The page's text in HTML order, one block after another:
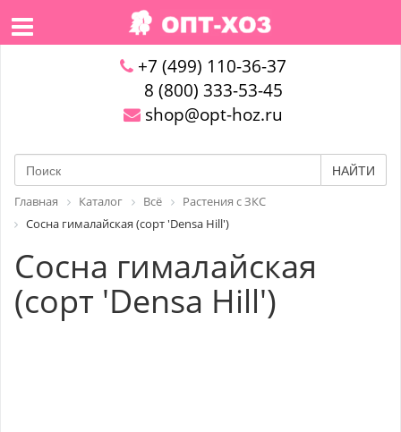
+7 (499) 110-36-37
8 (800) 333-53-45
shop@opt-hoz.ru
НАЙТИ
Главная Каталог Всё
Растения с ЗКС
Сосна гималайская (сорт 'Densa Hill')
Сосна гималайская
(сорт 'Densa Hill')